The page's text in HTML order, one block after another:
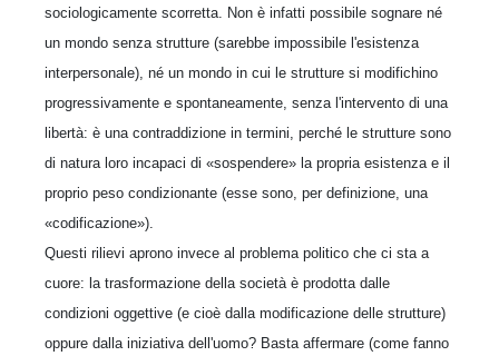
sociologicamente scorretta. Non è infatti possibile sognare né
un mondo senza strutture (sarebbe impossibile l'esistenza
interpersonale), né un mondo in cui le strutture si modifichino
progressivamente e spontaneamente, senza l'intervento di una
libertà: è una contraddizione in termini, perché le strutture sono
di natura loro incapaci di «sospendere» la propria esistenza e il
proprio peso condizionante (esse sono, per definizione, una
«codificazione»).
Questi rilievi aprono invece al problema politico che ci sta a
cuore: la trasformazione della società è prodotta dalle
condizioni oggettive (e cioè dalla modificazione delle strutture)
oppure dalla iniziativa dell'uomo? Basta affermare (come fanno